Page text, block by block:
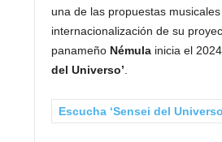
una de las propuestas
internacionalización de su
panameño Némulainicia el
del Universo’
Escucha ‘Sensei del